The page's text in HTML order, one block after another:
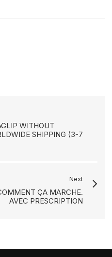
WITHOUT
SHIPPING (3-7
Next
ÇA MARCHE.
AVEC PRESCRIPTION